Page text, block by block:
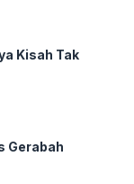
Kisah Tak
Gerabah